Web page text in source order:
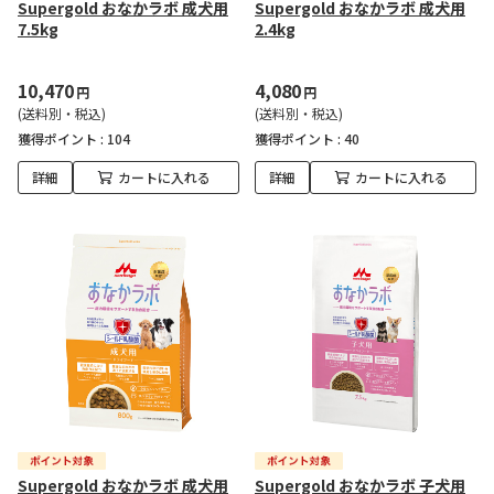
Supergold おなかラボ 成犬用
7.5kg
10,470円
(送料別・税込)
獲得ポイント : 104
詳細 カートに入れる
Supergold おなかラボ 成犬用
2.4kg
4,080円
(送料別・税込)
獲得ポイント : 40
詳細 カートに入れる
Supergold おなかラボ 成犬用 Supergold おなかラボ 子犬用